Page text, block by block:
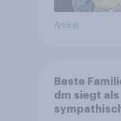
Artikel
Beste
dm siegt als